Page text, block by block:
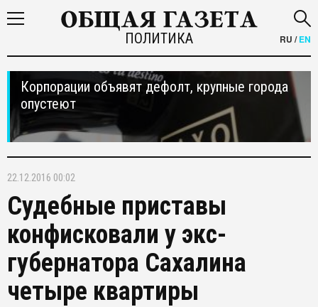
ПОЛИТИКА RU /EN
Корпорации объявят дефолт, крупные города
опустеют
22.12.2016 00:02
Судебные приставы
конфисковали у экс-
губернатора Сахалина
четыре квартиры